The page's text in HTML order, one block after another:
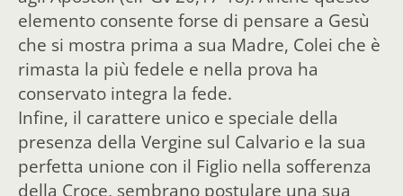
elemento consente forse di pensare a Gesù
che si mostra prima a sua Madre, Colei che è
rimasta la più fedele e nella prova ha
conservato integra la fede.
Infine, il carattere unico e speciale della
presenza della Vergine sul Calvario e la sua
perfetta unione con il Figlio nella sofferenza
della Croce, sembrano postulare una sua